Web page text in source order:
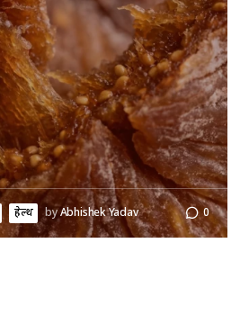
हेल्थ byAbhishek Yadav 0